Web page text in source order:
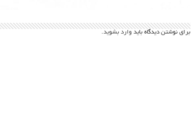
برای نوشتن دیدگاه باید وارد بشوید.